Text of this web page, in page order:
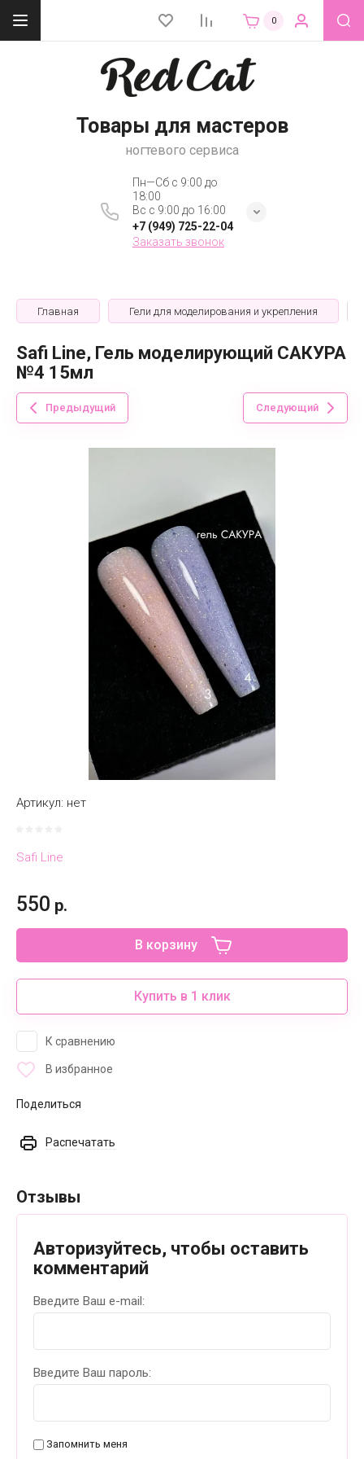
0
Товары для мастеров
ногтевого сервиса
Пн—Сб с 9:00 до
18:00
Вс с 9:00 до 16:00
+7 (949) 725-22-04
Заказать звонок
Главная Гели для моделирования и укрепления
Safi Line, Гель моделирующий САКУРА
№4 15мл
Предыдущий Следующий
Артикул: нет
Safi Line
550 р.
В корзину
Купить в 1 клик
К сравнению
В избранное
Поделиться
Распечатать
Отзывы
Авторизуйтесь, чтобы оставить
комментарий
Введите Ваш e-mail:
Введите Ваш пароль:
Запомнить меня